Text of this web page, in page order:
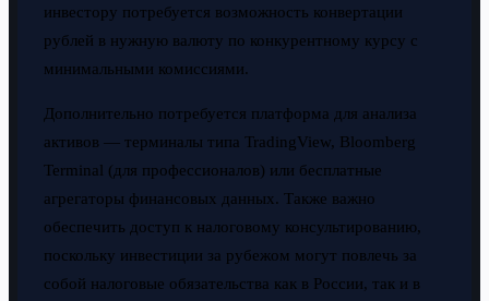
инвестору потребуется возможность конвертации
рублей в нужную валюту по конкурентному курсу с
минимальными комиссиями.
Дополнительно потребуется платформа для анализа
активов — терминалы типа TradingView, Bloomberg
Terminal (для профессионалов) или бесплатные
агрегаторы финансовых данных. Также важно
обеспечить доступ к налоговому консультированию,
поскольку инвестиции за рубежом могут повлечь за
собой налоговые обязательства как в России, так и в